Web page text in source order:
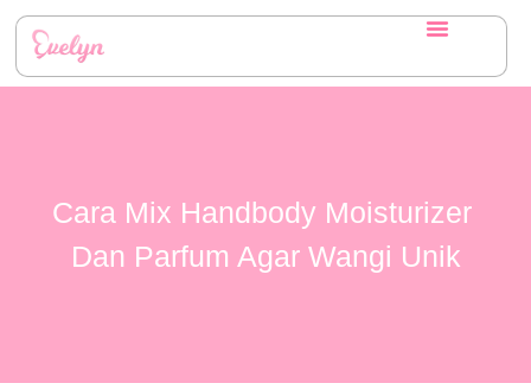
Cara Mix Handbody Moisturizer
Dan Parfum Agar Wangi Unik